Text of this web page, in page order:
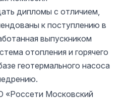
дипломы с отличием,
к поступлению в
выпускником
отопления и горячего
геотермального насоса
«Россети Московский